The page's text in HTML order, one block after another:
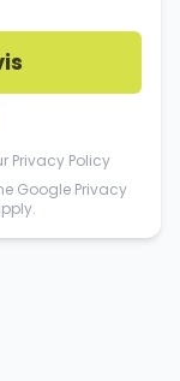
Privacy Policy
Google Privacy